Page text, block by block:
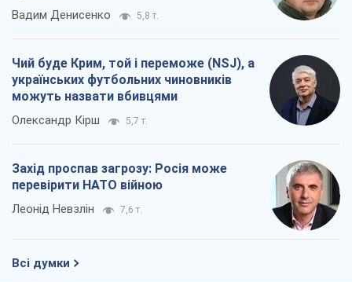
Вадим Денисенко 5,8 т.
Чий буде Крим, той і переможе (NSJ), а
українських футбольних чиновників
можуть назвати вбивцями
Олександр Кірш 5,7 т.
Захід проспав загрозу: Росія може
перевірити НАТО війною
Леонід Невзлін 7,6 т.
Всі думки